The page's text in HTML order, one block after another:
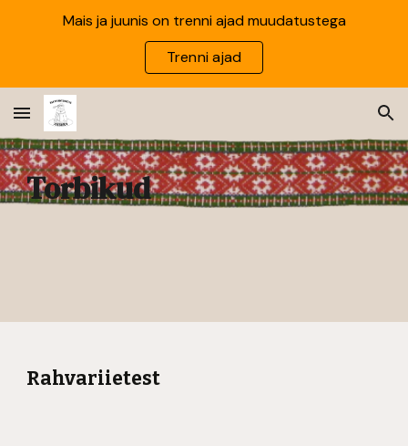
Skip to main content Skip to navigation
Mais ja juunis on trenni ajad muudatustega
Trenni ajad
Torbikud
Rahvariietest